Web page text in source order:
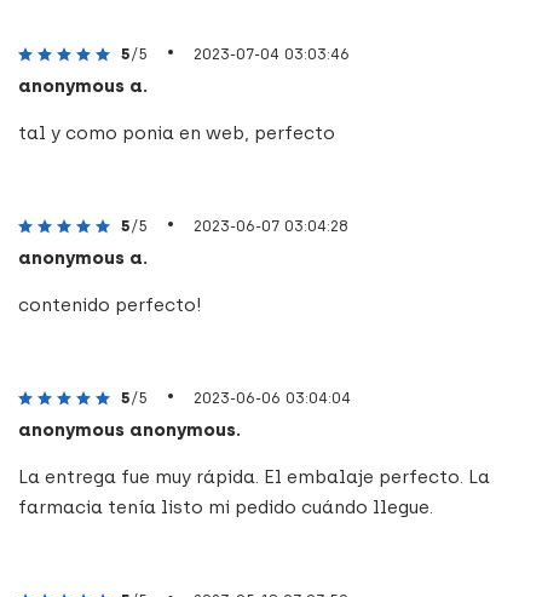
5/5 • 2023-07-04 03:03:46
anonymous a.
tal y como ponia en web, perfecto
5/5 • 2023-06-07 03:04:28
anonymous a.
contenido perfecto!
5/5 • 2023-06-06 03:04:04
anonymous anonymous.
La entrega fue muy rápida. El embalaje perfecto. La
farmacia tenía listo mi pedido cuándo llegue.